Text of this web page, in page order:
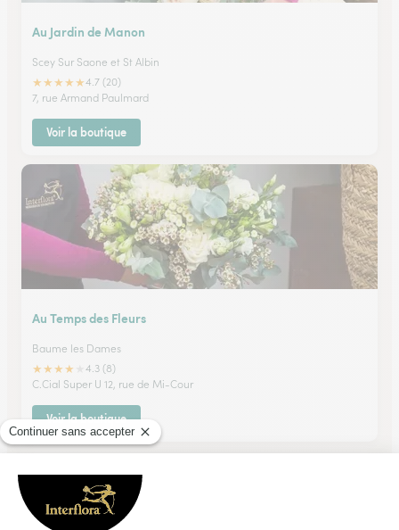
Au Jardin de Manon
Scey Sur Saone et St Albin
★★★★★4.7 (20)
7, rue Armand Paulmard
Voir la boutique
Au Temps des Fleurs
Baume les Dames
★★★★
4.3 (8)
C.Cial Super U 12, rue de Mi-Cour
Voir la boutique
Ils ont fait livrer des fleurs ou une plante à